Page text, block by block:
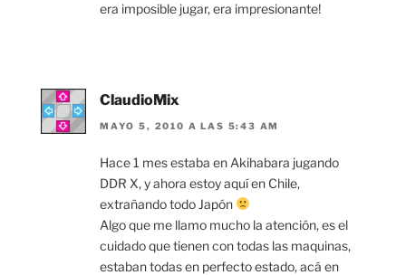
era imposible jugar, era impresionante!
ClaudioMix
MAYO 5, 2010 A LAS 5:43 AM
Hace 1 mes estaba en Akihabara jugando
DDR X, y ahora estoy aquí en Chile,
extrañando todo Japón
Algo que me llamo mucho la atención, es el
cuidado que tienen con todas las maquinas,
estaban todas en perfecto estado, acá en